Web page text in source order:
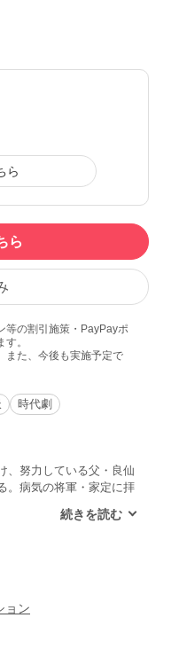
ら
ら
等の割引施策・PayPayポ
。
また、今後も実施予定で
時代劇
、努力している父・良仙
。病気の将軍・家定に拝
ョン